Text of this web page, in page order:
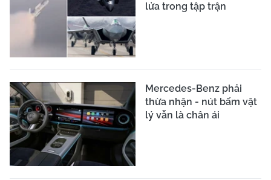
lửa trong tập trận
Mercedes-Benz phải
thừa nhận - nút bấm vật
lý vẫn là chân ái